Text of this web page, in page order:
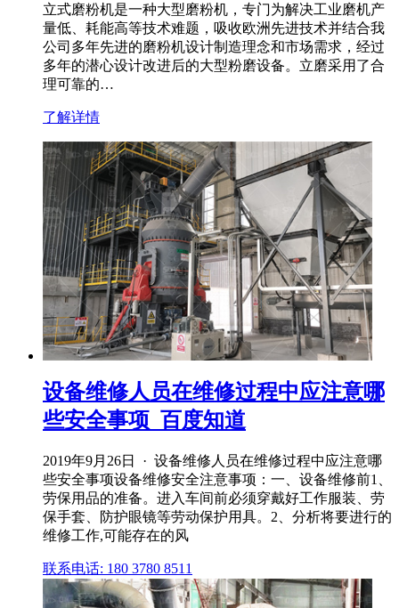
立式磨粉机是一种大型磨粉机，专门为解决工业磨机产
量低、耗能高等技术难题，吸收欧洲先进技术并结合我
公司多年先进的磨粉机设计制造理念和市场需求，经过
多年的潜心设计改进后的大型粉磨设备。立磨采用了合
理可靠的…
了解详情
设备维修人员在维修过程中应注意哪
些安全事项_百度知道
2019年9月26日 · 设备维修人员在维修过程中应注意哪
些安全事项设备维修安全注意事项：一、设备维修前1、
劳保用品的准备。进入车间前必须穿戴好工作服装、劳
保手套、防护眼镜等劳动保护用具。2、分析将要进行的
维修工作,可能存在的风
联系电话: 180 3780 8511